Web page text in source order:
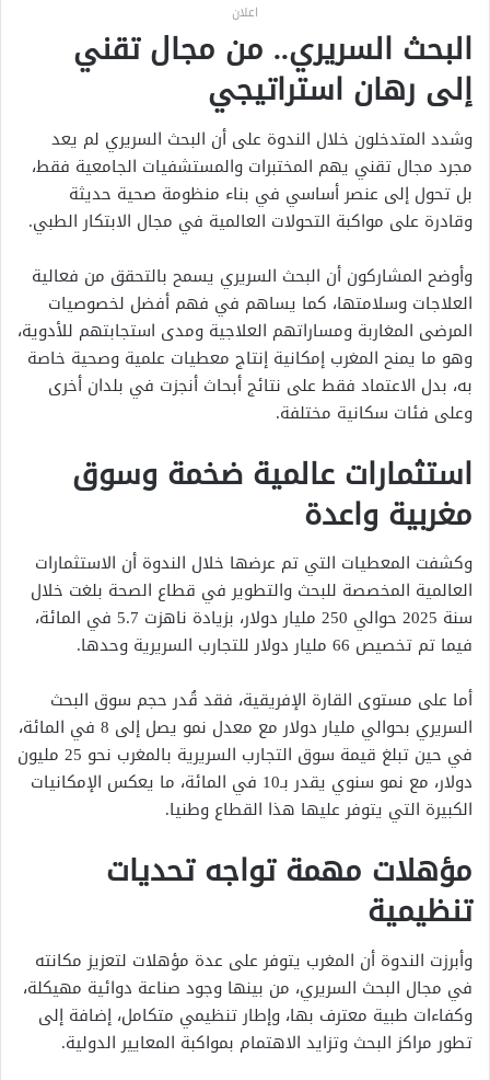
اعلان
البحث السريري.. من مجال تقني
إلى رهان استراتيجي
وشدد المتدخلون خلال الندوة على أن البحث السريري لم يعد
مجرد مجال تقني يهم المختبرات والمستشفيات الجامعية فقط،
بل تحول إلى عنصر أساسي في بناء منظومة صحية حديثة
وقادرة على مواكبة التحولات العالمية في مجال الابتكار الطبي.
وأوضح المشاركون أن البحث السريري يسمح بالتحقق من فعالية
العلاجات وسلامتها، كما يساهم في فهم أفضل لخصوصيات
المرضى المغاربة ومساراتهم العلاجية ومدى استجابتهم للأدوية،
وهو ما يمنح المغرب إمكانية إنتاج معطيات علمية وصحية خاصة
به، بدل الاعتماد فقط على نتائج أبحاث أنجزت في بلدان أخرى
وعلى فئات سكانية مختلفة.
استثمارات عالمية ضخمة وسوق
مغربية واعدة
وكشفت المعطيات التي تم عرضها خلال الندوة أن الاستثمارات
العالمية المخصصة للبحث والتطوير في قطاع الصحة بلغت خلال
سنة 2025 حوالي 250 مليار دولار، بزيادة ناهزت 5.7 في المائة،
فيما تم تخصيص 66 مليار دولار للتجارب السريرية وحدها.
أما على مستوى القارة الإفريقية، فقد قُدر حجم سوق البحث
السريري بحوالي مليار دولار مع معدل نمو يصل إلى 8 في المائة،
في حين تبلغ قيمة سوق التجارب السريرية بالمغرب نحو 25 مليون
دولار، مع نمو سنوي يقدر بـ10 في المائة، ما يعكس الإمكانيات
الكبيرة التي يتوفر عليها هذا القطاع وطنيا.
مؤهلات مهمة تواجه تحديات
تنظيمية
وأبرزت الندوة أن المغرب يتوفر على عدة مؤهلات لتعزيز مكانته
في مجال البحث السريري، من بينها وجود صناعة دوائية مهيكلة،
وكفاءات طبية معترف بها، وإطار تنظيمي متكامل، إضافة إلى
تطور مراكز البحث وتزايد الاهتمام بمواكبة المعايير الدولية.